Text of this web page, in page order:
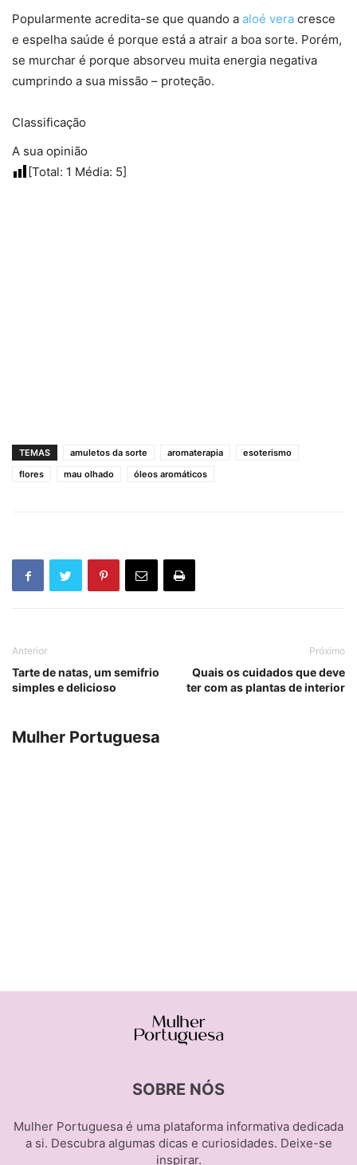
Popularmente acredita-se que quando a aloé vera cresce
e espelha saúde é porque está a atrair a boa sorte. Porém,
se murchar é porque absorveu muita energia negativa
cumprindo a sua missão – proteção.
Classificação
A sua opinião
[Total: 1 Média: 5]
TEMAS amuletos da sorte aromaterapia
esoterismo
flores
mau olhado óleos aromáticos
Anterior
Tarte de natas, um semifrio
simples e delicioso
Próximo
Quais os cuidados que deve
ter com as plantas de interior
Mulher Portuguesa
SOBRE NÓS
Mulher Portuguesa é uma plataforma informativa dedicada
a si. Descubra algumas dicas e curiosidades. Deixe-se
inspirar.